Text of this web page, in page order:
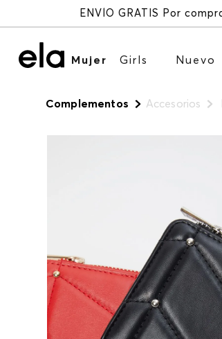
Mujer Girls Nuevo
Complementos Accesorios